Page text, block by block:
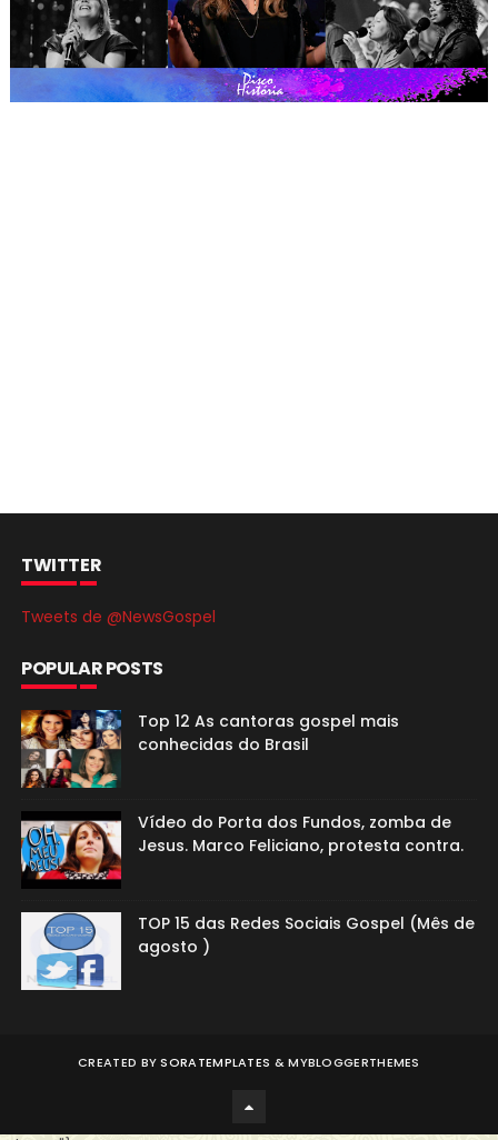
TWITTER
Tweets de @NewsGospel
POPULAR POSTS
Top 12 As cantoras gospel mais
conhecidas do Brasil
Vídeo do Porta dos Fundos, zomba de
Jesus. Marco Feliciano, protesta contra.
TOP 15 das Redes Sociais Gospel (Mês de
agosto )
CREATED BYSORATEMPLATES &MYBLOGGERTHEMES